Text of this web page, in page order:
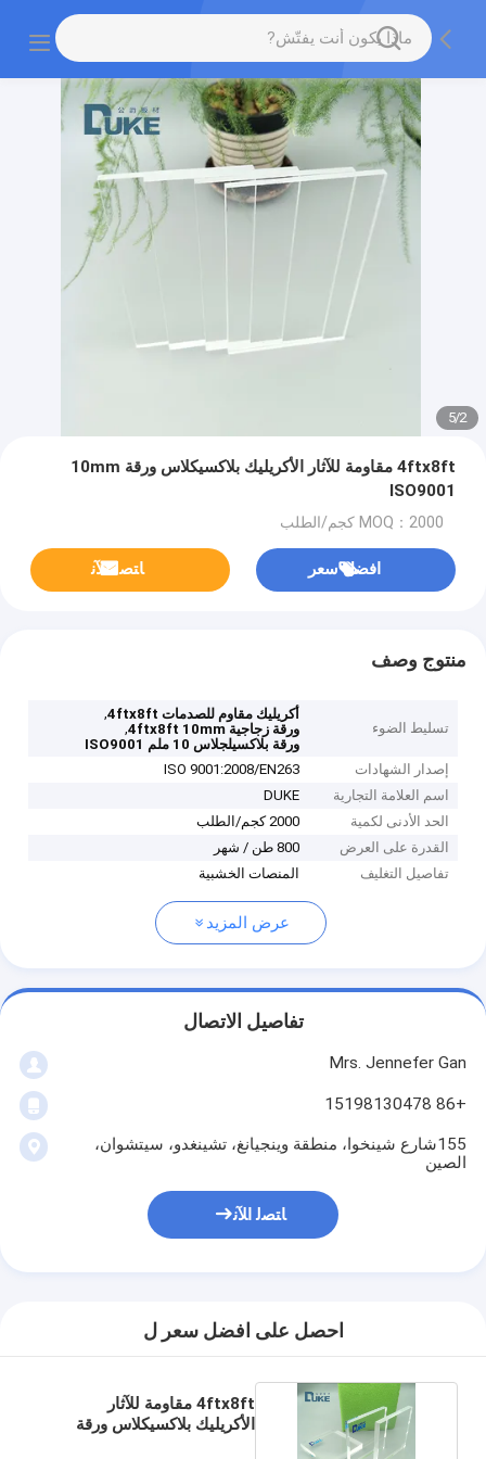
2
/
5
4ftx8ft مقاومة للآثار الأكريليك بلاكسيكلاس ورقة 10mm
ISO9001
MOQ：2000 كجم/الطلب
افضل سعر ﺎﺘﺼﻟ ﺍﻶﻧ
منتوج وصف
تسليط الضوء
أكريليك مقاوم للصدمات 4ftx8ft
,
ورقة زجاجية 4ftx8ft 10mm
,
ورقة بلاكسيلجلاس 10 ملم ISO9001
إصدار الشهادات
ISO 9001:2008/EN263
اسم العلامة التجارية
DUKE
الحد الأدنى لكمية
2000 كجم/الطلب
القدرة على العرض
800 طن / شهر
تفاصيل التغليف
المنصات الخشبية
عرض المزيد
تفاصيل الاتصال
Mrs. Jennefer Gan
+86 15198130478
155شارع شينخوا، منطقة وينجيانغ، تشينغدو، سيتشوان،
الصين
ﺎﺘﺼﻟ ﺍﻶﻧ
احصل على افضل سعر ل
4ftx8ft مقاومة للآثار
الأكريليك بلاكسيكلاس ورقة